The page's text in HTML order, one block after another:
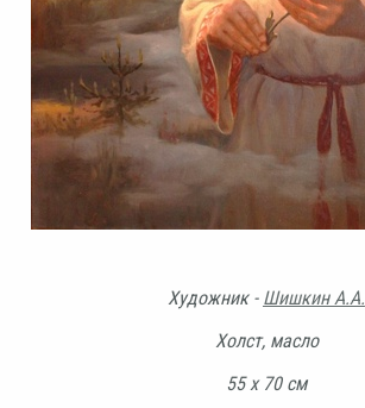
Художник - Шишкин А.А.
Холст, масло
55 х 70 см